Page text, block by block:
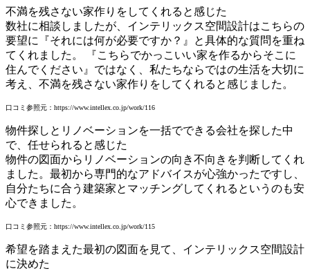
不満を残さない家作りをしてくれると感じた
数社に相談しましたが、インテリックス空間設計はこちらの
要望に『それには何が必要ですか？』と具体的な質問を重ね
てくれました。 『こちらでかっこいい家を作るからそこに
住んでください』ではなく、私たちならではの生活を大切に
考え、不満を残さない家作りをしてくれると感じました。
口コミ参照元：https://www.intellex.co.jp/work/116
物件探しとリノベーションを一括でできる会社を探した中
で、任せられると感じた
物件の図面からリノベーションの向き不向きを判断してくれ
ました。最初から専門的なアドバイスが心強かったですし、
自分たちに合う建築家とマッチングしてくれるというのも安
心できました。
口コミ参照元：https://www.intellex.co.jp/work/115
希望を踏まえた最初の図面を見て、インテリックス空間設計
に決めた